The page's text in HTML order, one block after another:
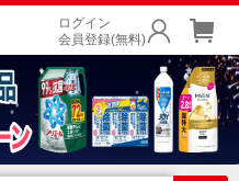
ログイン
会員登録(無料)